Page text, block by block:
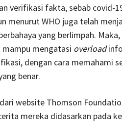
verifikasi fakta, sebab covid-
menurut WHO juga telah
yang berlimpah.
mengatasi overload
dengan cara memahami
benar.
website Thomson
mereka didasarkan pada